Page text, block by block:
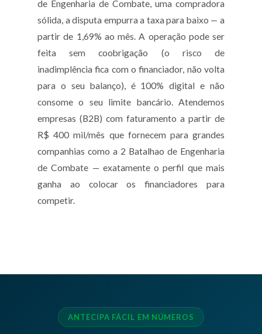
de Engenharia de Combate, uma compradora
sólida, a disputa empurra a taxa para baixo — a
partir de 1,69% ao mês. A operação pode ser
feita sem coobrigação (o risco de
inadimplência fica com o financiador, não volta
para o seu balanço), é 100% digital e não
consome o seu limite bancário. Atendemos
empresas (B2B) com faturamento a partir de
R$ 400 mil/mês que fornecem para grandes
companhias como a 2 Batalhao de Engenharia
de Combate — exatamente o perfil que mais
ganha ao colocar os financiadores para
competir.
ANTECIPA FÁCIL EM NÚMEROS